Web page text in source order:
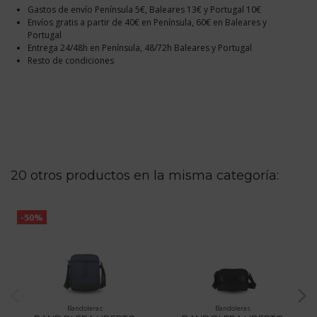
Gastos de envío Península 5€, Baleares 13€ y Portugal 10€
Envíos gratis a partir de 40€ en Península, 60€ en Baleares y
Portugal
Entrega 24/48h en Península, 48/72h Baleares y Portugal
Resto de condiciones
20 otros productos en la misma categoría:
-50%
Bandoleras Bandoleras